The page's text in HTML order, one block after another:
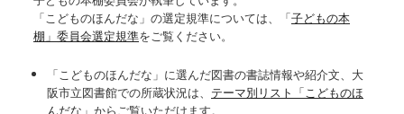
「こどものほんだな」の選定規準については、「子どもの本
棚」委員会選定規準をご覧ください。
「こどものほんだな」に選んだ図書の書誌情報や紹介文、大
阪市立図書館での所蔵状況は、 テーマ別リスト「こどものほ
んだな 」からご覧いただけます。